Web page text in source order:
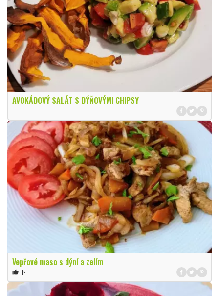
AVOKÁDOVÝ SALÁT S DÝŇOVÝMI CHIPSY
Vepřové maso s dýní a zelím
thumb_up 1×